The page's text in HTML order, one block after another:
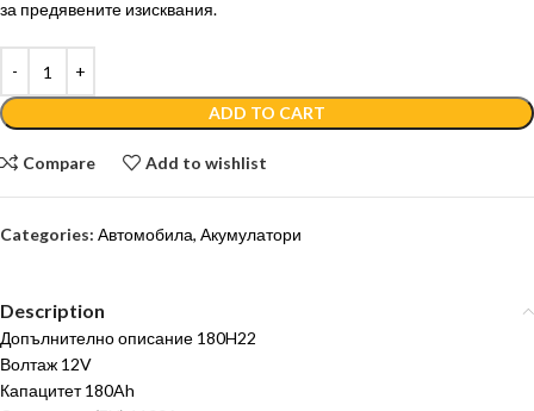
за предявените изисквания.
ADD TO CART
Compare Add to wishlist
Categories: Автомобила, Акумулатори
Description
Допълнително описание 180H22
Волтаж 12V
Капацитет 180Ah